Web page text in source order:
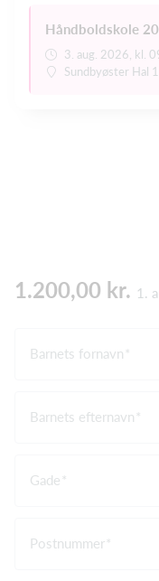
Håndboldskole
3. aug. 2026, kl.
Sundbyøster Hal 1
1.200,00 kr. 1.
Barnets fornavn
Barnets efternavn
Gade
Postnummer